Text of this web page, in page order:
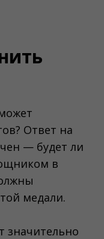
Ответ на
— будет ли
в
медали.
значительно